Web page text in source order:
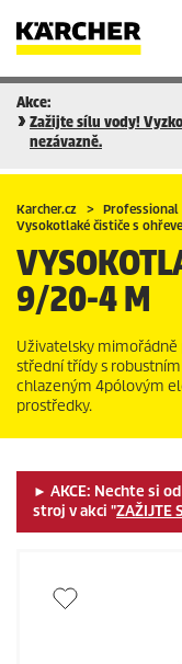
Nákupní košík
Seznam oblíbených
Akce:
Zažijte sílu vody!
nezávazně.
Karcher.cz Professional
Vysokotlaké čističe s
9/20-4 M
Uživatelsky
střední třídy s
chlazeným 4pólovým
prostředky.
► AKCE: Nechte si
stroj v akci "ZAŽIJTE